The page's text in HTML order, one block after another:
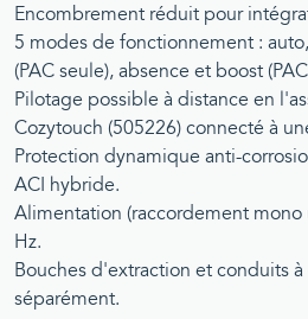
Encombrement réduit pour
5 modes de fonctionnement :
(PAC seule), absence et boost
Pilotage possible à distance en
Cozytouch (505226) connecté à
Protection dynamique anti-
ACI hybride.
Alimentation (raccordement
Hz.
Bouches d'extraction et conduits
séparément.